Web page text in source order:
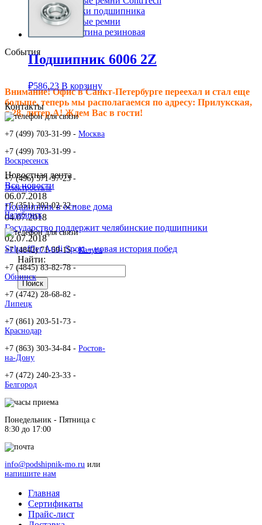
Сальники подшипника
Клиновые ремни
Техпластина резиновая
События
Внимание! Офис в Санкт-Петербурге переехал и стал еще
больше, теперь мы располагаемся по адресу: Прилукская,
д.28, литер.А! Ждем Вас в гости!
Новостная лента
Все новости
06.07.2018
Подшипник в основе дома
04.07.2018
Государство поддержит челябинские подшипники
02.07.2018
Schaeffler Audi Sport – новая история побед
Найти:
Подшипник 6006 2Z
₽586.23 В корзину
Контакты
+7 (499) 703-31-99 - Москва
+7 (499) 703-31-99 -
Воскресенск
+7 (496) 571-97-23 -
Электросталь
+7 (351) 202-02-32 -
Челябинск
+7 (4842) 71-59-15 -Калуга
+7 (4845) 83-82-78 -
Обнинск
+7 (4742) 28-68-82 -
Липецк
+7 (861) 203-51-73 -
Краснодар
+7 (863) 303-34-84 - Ростов-
на-Дону
+7 (472) 240-23-33 -
Белгород
Понедельник - Пятница c
8:30 до 17:00
info@podshipnik-mo.ru или
напишите нам
Главная
Сертификаты
Прайс-лист